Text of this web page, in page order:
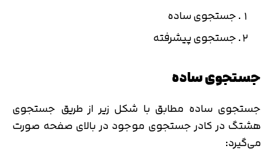
جستجوی ساده
جستجوی پیشرفته
جستجوی ساده
جستجوی ساده مطابق با شکل زیر از طریق جستجوی
هشتگ در کادر جستجوی موجود در بالای صفحه صورت
می‌گیرد: